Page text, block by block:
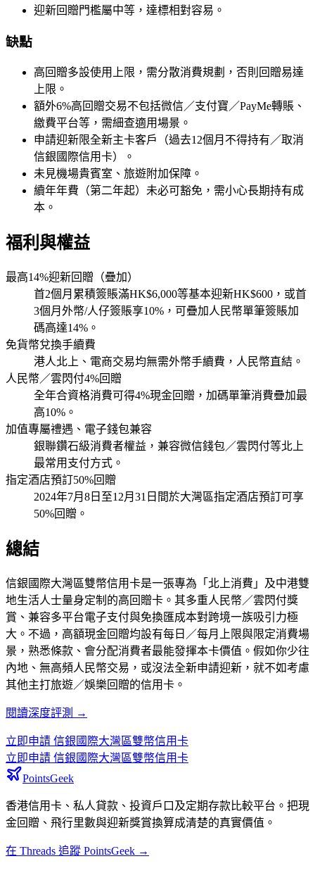
迎新回贈門檻屬中等，達標相對容易。
缺點
高回贈多設使用上限，需分散消費規劃，否則回贈易達
上限。
額外6%高回贈交易不包括微信／支付寶／PayMe轉賬、
繳費平台等，需細查適用場景。
申請迎新限全新主卡客戶（過去12個月不得持有／取消
信銀國際信用卡）。
未見機場貴賓室、旅遊附加保障。
續年年費（第二年起）未必可豁免，需小心長期持有成
本。
福利與權益
最高14%迎新回贈（疊加）
首2個月累積簽賬滿HK$6,000等基本迎新HK$600，或首
3個月外幣/人仔簽賬享10%，可疊加人民幣單筆簽賬加
碼高達14%。
免貨幣兌換手續費
港人北上、電商交易均無需外幣手續費，人民幣直結。
人民幣／雲閃付4%回贈
全年合資格消費可得4%現金回贈，加碼單筆消費疊加最
高10%。
加值專屬禮遇、電子錢包兼容
銀聯鑽石級消費者權益，兼容微信錢包／雲閃付等北上
最常用支付方式。
指定酒店預訂50%回贈
2024年7月8日至12月31日間於大灣區指定酒店預訂可享
50%回贈。
總結
信銀國際大灣區雙幣信用卡是一張專為「北上消費」及中港雙
地生活人士量身定制的高回贈卡。其多重人民幣／雲閃付獎
賞、兼容多平台電子支付與免換匯成本對跨境一族吸引力極
大。不過，高額現金回贈均設有每日／每月上限與限定消費場
景，熟悉條款、會分配消費者最能發揮本卡價值。假如你少往
內地、無高頻人民幣交易，或沒法全新申請迎新，就不如考慮
其他主打旅遊／娛樂回贈的信用卡。
閱讀深度評測 →
立即申請 信銀國際大灣區雙幣信用卡
立即申請 信銀國際大灣區雙幣信用卡
PointsGeek
香港信用卡、私人貸款、投資戶口及定期存款比較平台。把現
金回贈、飛行里數與迎新獎賞換算成清楚的真實價值。
在 Threads 追蹤 PointsGeek →